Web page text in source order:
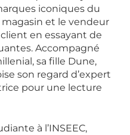
iconiques du
et le vendeur
en essayant de
Accompagné
sa fille Dune,
son regard d’expert
pour une lecture
à l’INSEEC,